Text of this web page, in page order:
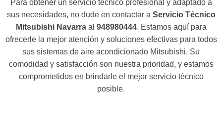
Para obtener un servicio técnico profesional y adaptado a
sus necesidades, no dude en contactar a Servicio Técnico
Mitsubishi Navarraal 948980444. Estamos aquí para
ofrecerle la mejor atención y soluciones efectivas para todos
sus sistemas de aire acondicionado Mitsubishi. Su
comodidad y satisfacción son nuestra prioridad, y estamos
comprometidos en brindarle el mejor servicio técnico
posible.